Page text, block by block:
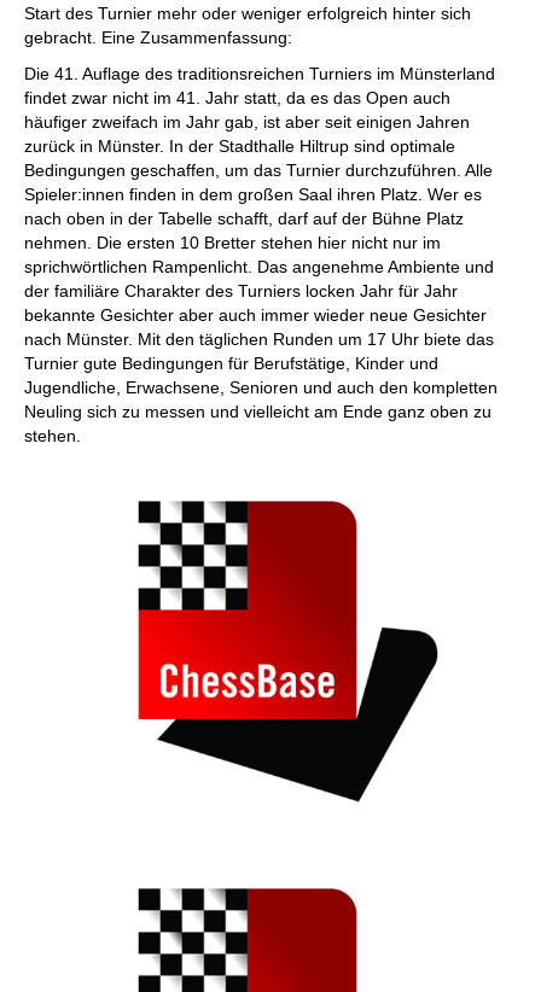
Start des Turnier mehr oder weniger erfolgreich hinter sich
gebracht. Eine Zusammenfassung:
Die 41. Auflage des traditionsreichen Turniers im Münsterland
findet zwar nicht im 41. Jahr statt, da es das Open auch
häufiger zweifach im Jahr gab, ist aber seit einigen Jahren
zurück in Münster. In der Stadthalle Hiltrup sind optimale
Bedingungen geschaffen, um das Turnier durchzuführen. Alle
Spieler:innen finden in dem großen Saal ihren Platz. Wer es
nach oben in der Tabelle schafft, darf auf der Bühne Platz
nehmen. Die ersten 10 Bretter stehen hier nicht nur im
sprichwörtlichen Rampenlicht. Das angenehme Ambiente und
der familiäre Charakter des Turniers locken Jahr für Jahr
bekannte Gesichter aber auch immer wieder neue Gesichter
nach Münster. Mit den täglichen Runden um 17 Uhr biete das
Turnier gute Bedingungen für Berufstätige, Kinder und
Jugendliche, Erwachsene, Senioren und auch den kompletten
Neuling sich zu messen und vielleicht am Ende ganz oben zu
stehen.